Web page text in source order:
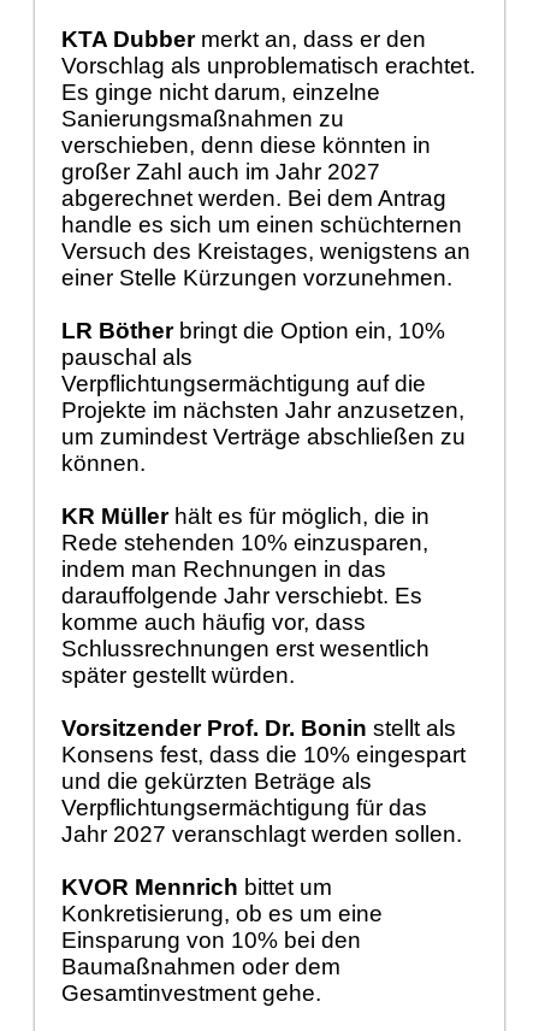
KTA Dubbermerkt an, dass er den
Vorschlag als unproblematisch erachtet.
Es ginge nicht darum, einzelne
Sanierungsmaßnahmen zu
verschieben, denn diese könnten in
großer Zahl auch im Jahr 2027
abgerechnet werden. Bei dem Antrag
handle es sich um einen schüchternen
Versuch des Kreistages, wenigstens an
einer Stelle Kürzungen vorzunehmen.
LR Bötherbringt die Option ein, 10%
pauschal als
Verpflichtungsermächtigung auf die
Projekte im nächsten Jahr anzusetzen,
um zumindest Verträge abschließen zu
können.
KR Müllerhält es für möglich, die in
Rede stehenden 10% einzusparen,
indem man Rechnungen in das
darauffolgende Jahr verschiebt. Es
komme auch häufig vor, dass
Schlussrechnungen erst wesentlich
später gestellt würden.
Vorsitzender Prof. Dr. Bonin stellt als
Konsens fest, dass die 10% eingespart
und die gekürzten Beträge als
Verpflichtungsermächtigung für das
Jahr 2027 veranschlagt werden sollen.
KVOR Mennrich bittet um
Konkretisierung, ob es um eine
Einsparung von 10% bei den
Baumaßnahmen oder dem
Gesamtinvestment gehe.